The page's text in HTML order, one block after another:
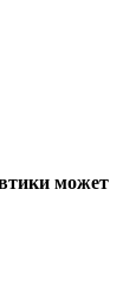
может